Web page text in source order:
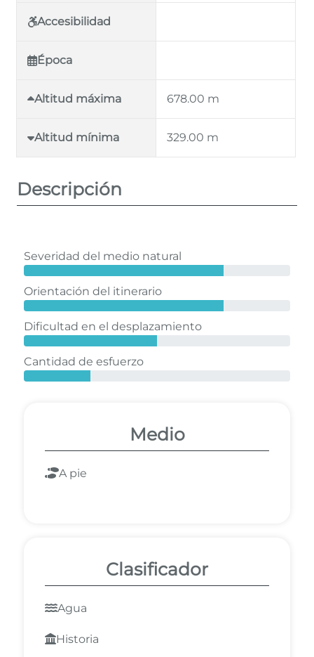
Accesibilidad
Época
Altitud máxima 678.00
Altitud mínima 329.00
Descripción
Severidad del medio natural
Orientación del itinerario
Dificultad en el desplazamiento
Cantidad de esfuerzo
Medio
A pie
Clasificador
Agua
Historia